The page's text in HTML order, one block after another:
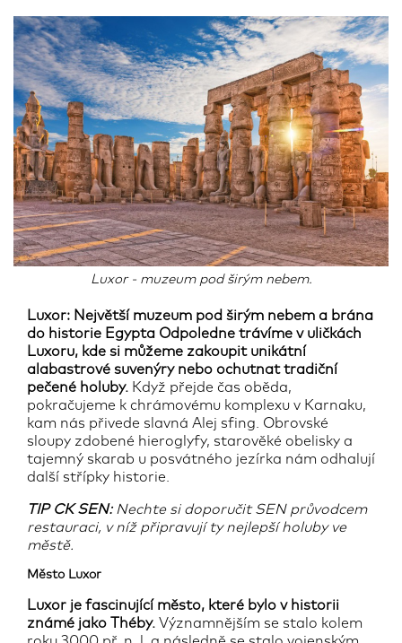
Luxor - muzeum pod širým nebem.
Luxor: Největší muzeum pod širým nebem a brána
do historie Egypta Odpoledne trávíme v uličkách
Luxoru, kde si můžeme zakoupit unikátní
alabastrové suvenýry nebo ochutnat tradiční
pečené holuby. Když přejde čas oběda,
pokračujeme k chrámovému komplexu v Karnaku,
kam nás přivede slavná Alej sfing. Obrovské
sloupy zdobené hieroglyfy, starověké obelisky a
tajemný skarab u posvátného jezírka nám odhalují
další střípky historie.
TIP CK SEN:Nechte si doporučit SEN průvodcem
restauraci, v níž připravují ty nejlepší holuby ve
městě.
Město Luxor
Luxor je fascinující město, které bylo v historii
známé jako Théby. Významnějším se stalo kolem